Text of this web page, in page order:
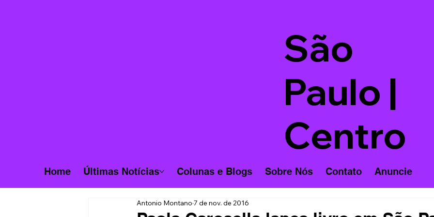
São
Paulo |
Centro
Home Últimas Notícias Colunas e Blogs Sobre Nós Contato Anuncie
Antonio Montano 7 de nov. de 2016